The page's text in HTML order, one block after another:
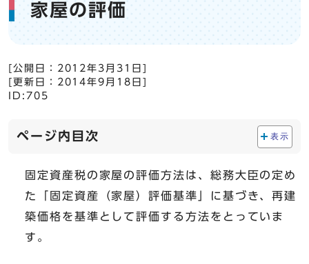
家屋の評価
[公開日： 2012年3月31日
[更新日： 2014年9月18日
ID:705
ページ内目次 表示
固定資産税の家屋の評価方法は、総務大臣の定め
た「固定資産（家屋）評価基準」に基づき、再建
築価格を基準として評価する方法をとっていま
す。